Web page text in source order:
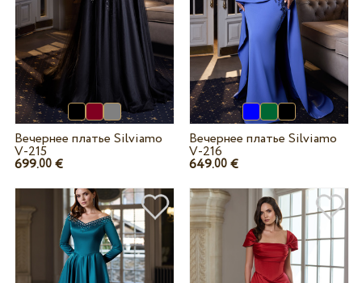
Вечернее платье Silviamo
V-215
699.00€
Вечернее платье Silviamo
V-216
649.00 €